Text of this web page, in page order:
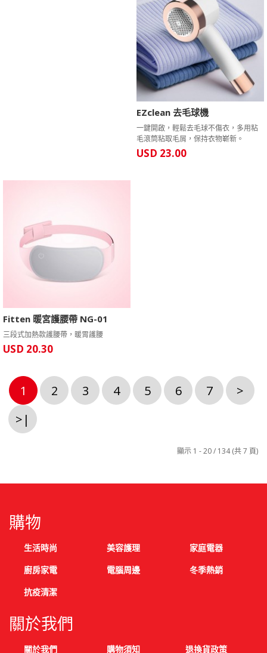
EZclean 去毛球機
一鍵開啟，輕鬆去毛球不傷衣，多用粘
毛滾筒粘取毛屑，保持衣物嶄新。
USD 23.00
Fitten 暖宮護腰帶 NG-01
三段式加熱款護腰帶，暖胃護腰
USD 20.30
1 2 3 4 5 6 7
>
>|
顯示 1 - 20 / 134 (共 7 頁)
購物
生活時尚 美容護理
家庭電器
廚房家電
電腦周邊
冬季熱銷
抗疫清潔
關於我們
關於我們 購物須知 退換貨政策